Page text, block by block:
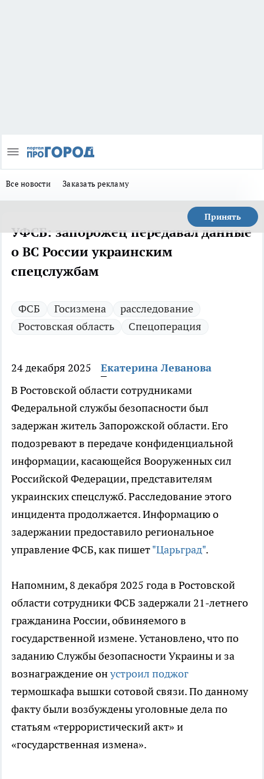
Все новости Заказать рекламу
Принять
УФСБ: запорожец передавал данные
о ВС России украинским
спецслужбам
ФСБ Госизмена
расследование
Ростовская область
Спецоперация
24 декабря 2025
Екатерина Леванова
В Ростовской области сотрудниками
Федеральной службы безопасности был
задержан житель Запорожской области. Его
подозревают в передаче конфиденциальной
информации, касающейся Вооруженных сил
Российской Федерации, представителям
украинских спецслужб. Расследование этого
инцидента продолжается. Информацию о
задержании предоставило региональное
управление ФСБ, как пишет"Царьград".
Напомним, 8 декабря 2025 года в Ростовской
области сотрудники ФСБ задержали 21-летнего
гражданина России, обвиняемого в
государственной измене. Установлено, что по
заданию Службы безопасности Украины и за
вознаграждение онустроил поджог
термошкафа вышки сотовой связи. По данному
факту были возбуждены уголовные дела по
статьям «террористический акт» и
«государственная измена».